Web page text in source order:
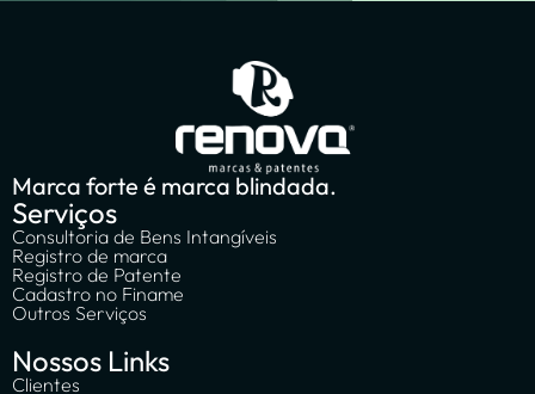
Marca forte é marca blindada.
Serviços
Consultoria de Bens Intangíveis
Registro de marca
Registro de Patente
Cadastro no Finame
Outros Serviços
Nossos Links
Clientes